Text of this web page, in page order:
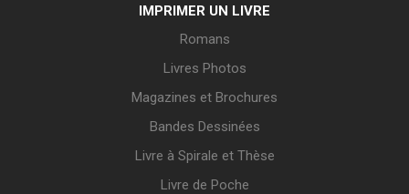
IMPRIMER UN LIVRE
Romans
Livres Photos
Magazines et Brochures
Bandes Dessinées
Livre à Spirale et Thèse
Livre de Poche